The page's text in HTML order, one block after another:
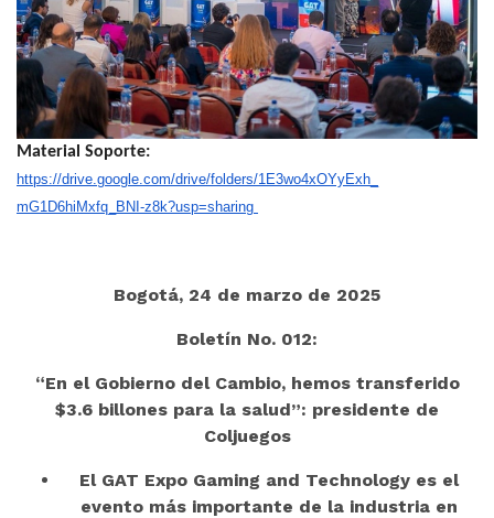
Material Soporte:
https://drive.google.com/drive/folders/1E3wo4xOYyExh_
mG1D6hiMxfq_BNI-z8k?usp=sharing
Bogotá, 24 de marzo de 2025
Boletín No. 012:
“En el Gobierno del Cambio, hemos transferido
$3.6 billones para la salud”: presidente de
Coljuegos
El GAT Expo Gaming and Technology es el
evento más importante de la industria en